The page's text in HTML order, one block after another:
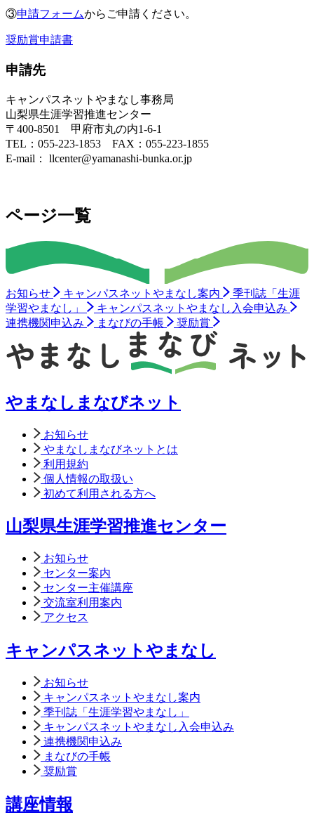
③申請フォームからご申請ください。
奨励賞申請書
申請先
キャンパスネットやまなし事務局
山梨県生涯学習推進センター
〒400-8501 甲府市丸の内1-6-1
TEL：055-223-1853 FAX：055-223-1855
E-mail： llcenter@yamanashi-bunka.or.jp
ページ一覧
お知らせ キャンパスネットやまなし案内
季刊誌「生涯
学習やまなし」
キャンパスネットやまなし入会申込み
連携機関申込み
まなびの手帳 奨励賞
やまなしまなびネット
お知らせ
やまなしまなびネットとは
利用規約
個人情報の取扱い
初めて利用される方へ
山梨県生涯学習推進センター
お知らせ
センター案内
センター主催講座
交流室利用案内
アクセス
キャンパスネットやまなし
お知らせ
キャンパスネットやまなし案内
季刊誌「生涯学習やまなし」
キャンパスネットやまなし入会申込み
連携機関申込み
まなびの手帳
奨励賞
講座情報